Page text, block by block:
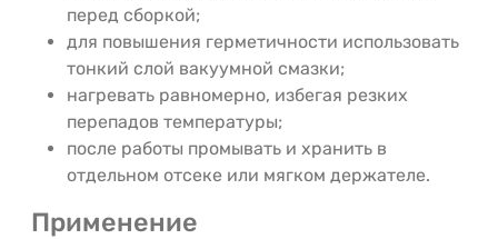
перед сборкой;
для повышения герметичности использовать
тонкий слой вакуумной смазки;
нагревать равномерно, избегая резких
перепадов температуры;
после работы промывать и хранить в
отдельном отсеке или мягком держателе.
Применение